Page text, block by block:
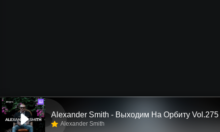
Ш
Alexander Smith - Выходим На Орбиту Vol.275
Alexander Smith